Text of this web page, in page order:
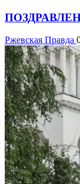
Ржевская Правда